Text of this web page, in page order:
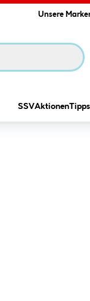
Unsere
SSVAktionen